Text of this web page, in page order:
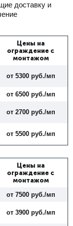
доставку и
Цены на
ограждение с
монтажом
от 5300 руб./мп
от 6500 руб./мп
от 2700 руб./мп
от 5500 руб./мп
Цены на
ограждение с
монтажом
от 7500 руб./мп
от 3900 руб./мп